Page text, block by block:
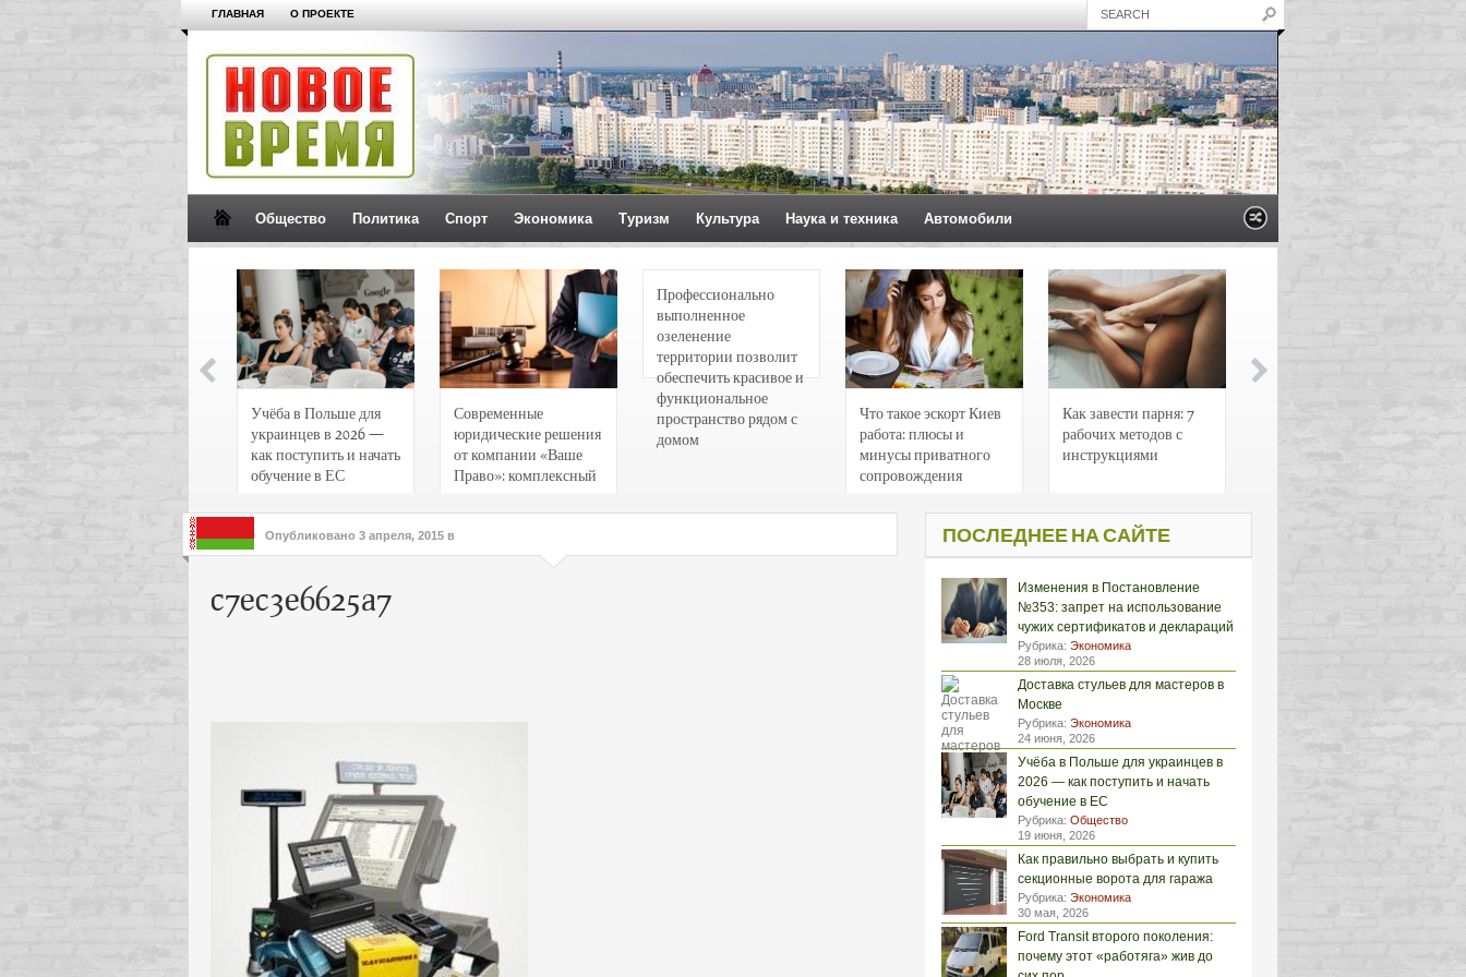
ГЛАВНАЯ О ПРОЕКТЕ
Общество Политика Спорт Экономика Туризм Культура Наука и техника Автомобили
Учёба в Польше для
украинцев в 2026 —
как поступить и начать
обучение в ЕС
Современные
юридические решения
от компании «Ваше
Право»: комплексный
интересов клиентов
Профессионально
выполненное
озеленение
территории позволит
обеспечить красивое и
функциональное
пространство рядом с
домом
Что такое эскорт Киев
работа: плюсы и
минусы приватного
сопровождения
Как завести парня: 7
рабочих методов с
инструкциями
Опубликовано 3 апреля, 2015 в
c7ec3e6625a7
ПОСЛЕДНЕЕ НА САЙТЕ
Изменения в Постановление
№353: запрет на использование
чужих сертификатов и деклараций
Рубрика: Экономика
28 июля, 2026
Доставка стульев для мастеров в
Москве
Рубрика: Экономика
24 июня, 2026
Учёба в Польше для украинцев в
2026 — как поступить и начать
обучение в ЕС
Рубрика: Общество
19 июня, 2026
Как правильно выбрать и купить
секционные ворота для гаража
Рубрика: Экономика
30 мая, 2026
Ford Transit второго поколения:
почему этот «работяга» жив до